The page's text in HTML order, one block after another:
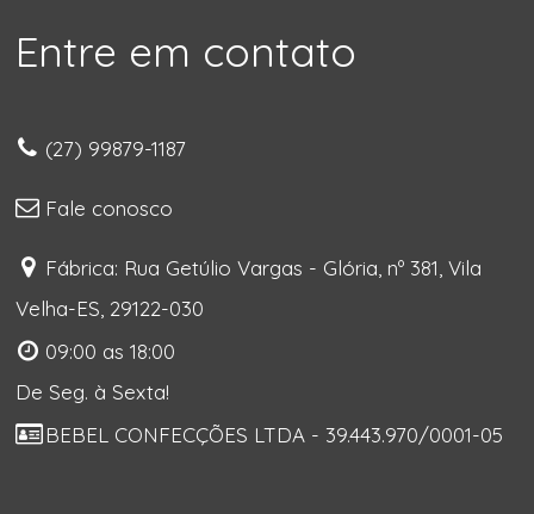
Entre em contato
(27) 99879-1187
Fale conosco
Fábrica: Rua Getúlio Vargas - Glória, nº 381, Vila
Velha-ES, 29122-030
09:00 as 18:00
De Seg. à Sexta!
BEBEL CONFECÇÕES LTDA - 39.443.970/0001-05